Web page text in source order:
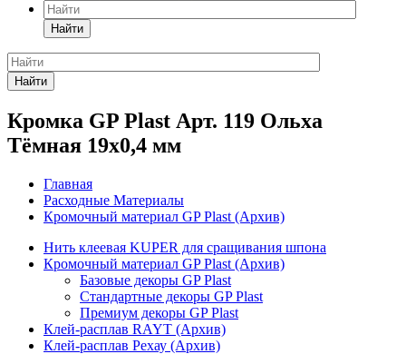
Найти
Найти
Кромка GP Plast Арт. 119 Ольха
Тёмная 19x0,4 мм
Главная
Расходные Материалы
Кромочный материал GP Plast (Архив)
Нить клеевая KUPER для сращивания шпона
Кромочный материал GP Plast (Архив)
Базовые декоры GP Plast
Стандартные декоры GP Plast
Премиум декоры GP Plast
Клей-расплав RAYT (Архив)
Клей-расплав Рехау (Архив)